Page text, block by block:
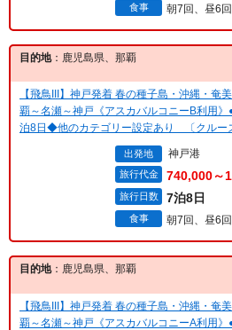
食事 朝7回、昼6
目的地：鹿児島県、那覇
【飛鳥III】神戸発着 春の種子島・沖縄・奄
覇～名瀬～神戸《アスカバルコニーB利用
泊8日◆他のカテゴリー設定あり 〔クルー
出発地 神戸港
旅行代金 740,000～
旅行日数 7泊8日
食事 朝7回、昼6
目的地：鹿児島県、那覇
【飛鳥III】神戸発着 春の種子島・沖縄・奄
覇～名瀬～神戸《アスカバルコニーA利用